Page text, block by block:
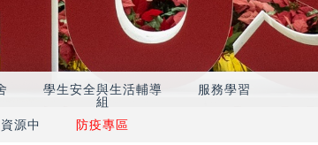
學生安全與生活輔導
組
服務學習
源中
防疫專區